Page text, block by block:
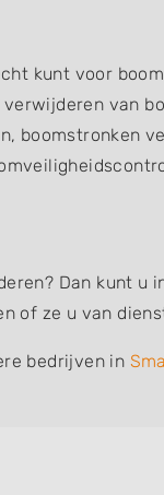
kunt voor
van
boomstronken
Dan kunt u
of ze u van
bedrijven in